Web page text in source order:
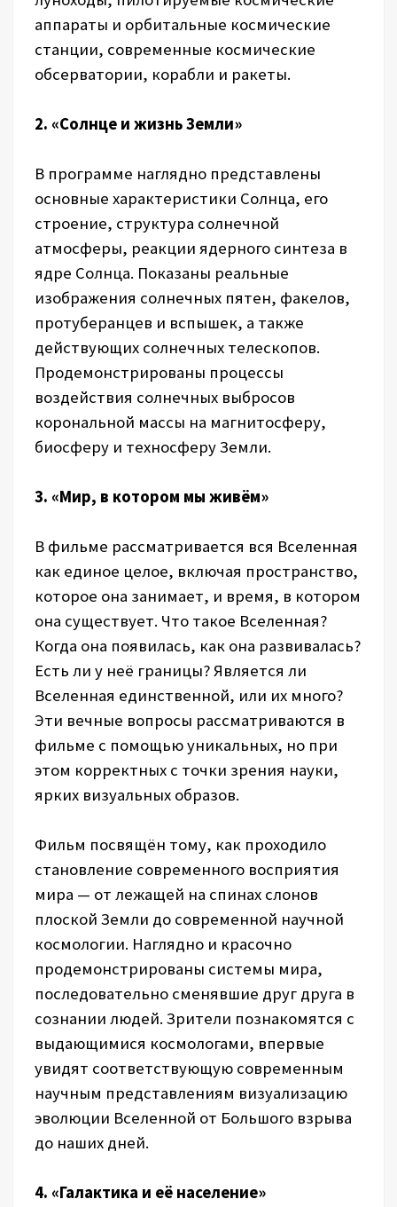
аппараты и орбитальные космические
станции, современные космические
обсерватории, корабли и ракеты.
2. «Солнце и жизнь Земли»
В программе наглядно представлены
основные характеристики Солнца, его
строение, структура солнечной
атмосферы, реакции ядерного синтеза в
ядре Солнца. Показаны реальные
изображения солнечных пятен, факелов,
протуберанцев и вспышек, а также
действующих солнечных телескопов.
Продемонстрированы процессы
воздействия солнечных выбросов
корональной массы на магнитосферу,
биосферу и техносферу Земли.
3. «Мир, в котором мы живём»
В фильме рассматривается вся Вселенная
как единое целое, включая пространство,
которое она занимает, и время, в котором
она существует. Что такое Вселенная?
Когда она появилась, как она развивалась?
Есть ли у неё границы? Является ли
Вселенная единственной, или их много?
Эти вечные вопросы рассматриваются в
фильме с помощью уникальных, но при
этом корректных с точки зрения науки,
ярких визуальных образов.
Фильм посвящён тому, как проходило
становление современного восприятия
мира — от лежащей на спинах слонов
плоской Земли до современной научной
космологии. Наглядно и красочно
продемонстрированы системы мира,
последовательно сменявшие друг друга в
сознании людей. Зрители познакомятся с
выдающимися космологами, впервые
увидят соответствующую современным
научным представлениям визуализацию
эволюции Вселенной от Большого взрыва
до наших дней.
4. «Галактика и её население»